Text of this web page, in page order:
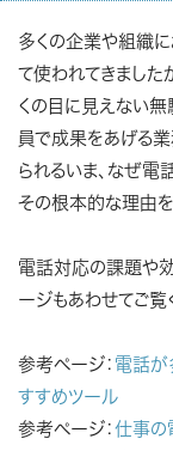
多くの企業や組織
て使われてきました
くの目に見えない無
員で成果をあげる
られるいま、なぜ電
その根本的な理由を
電話対応の課題や
ージもあわせてご覧
参考ページ： 電話が
すすめツール
参考ページ： 仕事の